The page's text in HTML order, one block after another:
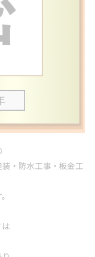
・防水工事・板金工